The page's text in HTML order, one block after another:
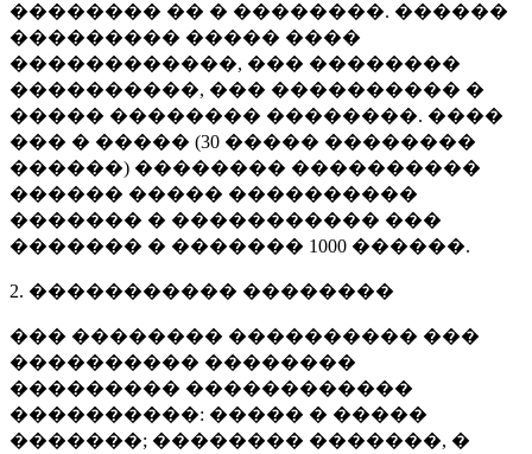
�������� �� � ��������. ������
��������� ����� ����
������������, ��� ��������
����������, ��� ���������� �
����� �������� ��������. ����
��� � ����� (30 ����� ��������
������) �������� ����������
������ ����� ����������
������� � ����������� ���
������� � ������� 1000 ������.
2. ����������� ��������
��� �������� ���������� ���
���������� ��������
��������� ������������
����������: ����� � �����
�������; �������� �������, �